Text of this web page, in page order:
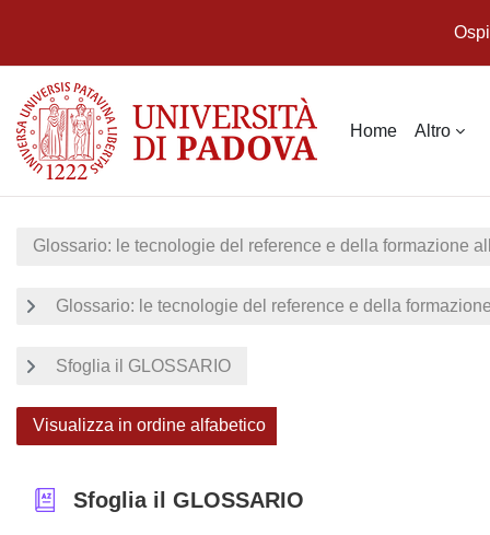
Home Altro
Glossario: le tecnologie del reference e della formazione
Glossario: le tecnologie del reference e della
Sfoglia il GLOSSARIO
Visualizza in ordine alfabetico
Sfoglia il GLOSSARIO